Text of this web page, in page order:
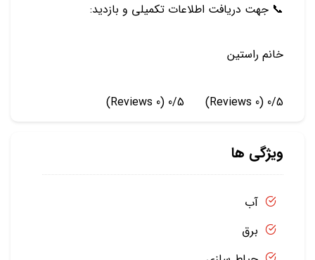
📞 جهت دریافت اطلاعات تکمیلی و بازدید:
خانم راستین
0/5
(0 Reviews)
0/5
(0 Reviews)
ویژگی ها
آب
برق